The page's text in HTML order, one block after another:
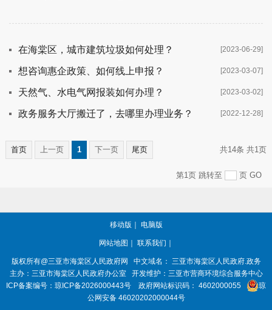
[2023-06-29]
在海棠区，城市建筑垃圾如何处理？
[2023-03-07]
想咨询惠企政策、如何线上申报？
[2023-03-02]
天然气、水电气网报装如何办理？
[2022-12-28]
政务服务大厅搬迁了，去哪里办理业务？
首页 上一页 1 下一页 尾页 共1页
共14条
跳转至 页 GO
第1页
移动版 ｜ 电脑版
网站地图 ｜ 联系我们 ｜
版权所有@三亚市海棠区人民政府网 中文域名：
三亚市海棠区人民政府.政务
主办：三亚市海棠区人民政府办公室
开发维护：三亚市营商环境综合服务中心
ICP备案编号： 琼ICP备2026000443号 政府网站标识码： 4602000055
琼
公网安备 46020202000044号